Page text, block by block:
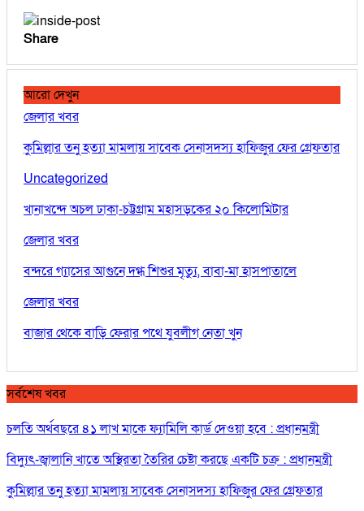
Share
আরো দেখুন
জেলার খবর
কুমিল্লার তনু হত্যা মামলায় সাবেক সেনাসদস্য হাফিজুর ফের গ্রেফতার
Uncategorized
খানাখন্দে অচল ঢাকা-চট্টগ্রাম মহাসড়কের ২০ কিলোমিটার
জেলার খবর
বন্দরে গ্যাসের আগুনে দগ্ধ শিশুর মৃত্যু, বাবা-মা হাসপাতালে
জেলার খবর
বাজার থেকে বাড়ি ফেরার পথে যুবলীগ নেতা খুন
সর্বশেষ খবর
চলতি অর্থবছরে ৪১ লাখ মাকে ফ্যামিলি কার্ড দেওয়া হবে : প্রধানমন্ত্রী
বিদ্যুৎ-জ্বালানি খাতে অস্থিরতা তৈরির চেষ্টা করছে একটি চক্র : প্রধানমন্ত্রী
কুমিল্লার তনু হত্যা মামলায় সাবেক সেনাসদস্য হাফিজুর ফের গ্রেফতার